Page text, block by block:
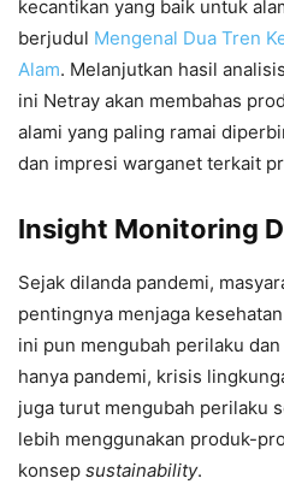
kecantikan yang baik untuk
berjudul Mengenal Dua Tren
Alam. Melanjutkan hasil
ini Netray akan membahas
alami yang paling ramai
dan impresi warganet terkait
Insight Monitoring
Sejak dilanda pandemi,
pentingnya menjaga
ini pun mengubah perilaku
hanya pandemi, krisis
juga turut mengubah perilaku
lebih menggunakan produk-
konsep sustainability.